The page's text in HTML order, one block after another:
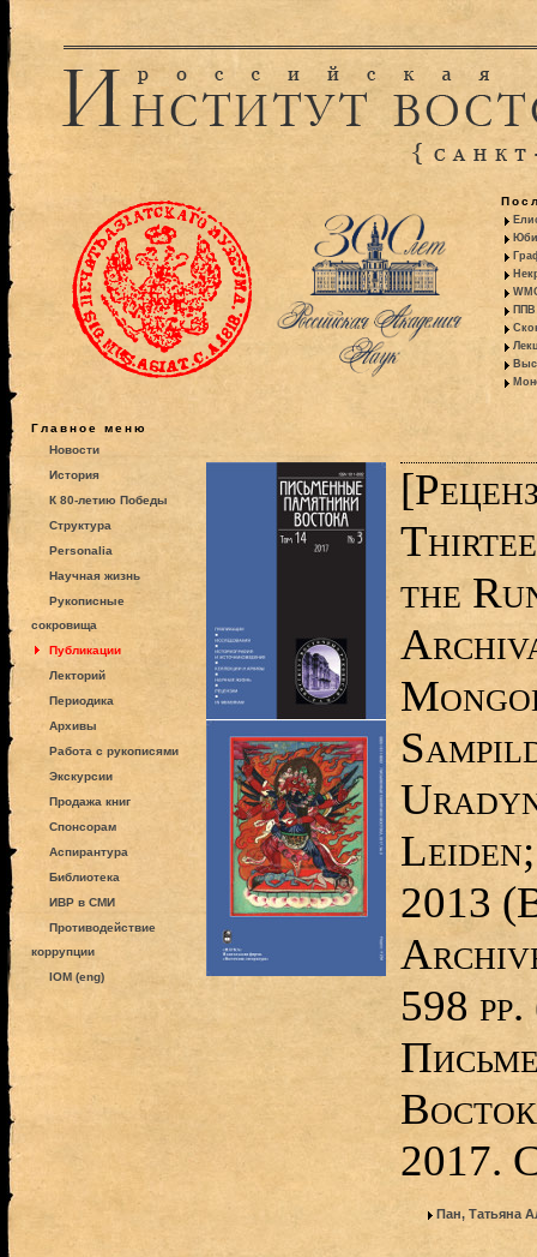
ППВ
Главное меню
Новости
История
К 80-летию Победы
Структура
Personalia
Научная жизнь
Рукописные
сокровища
Публикации
Лекторий
Периодика
Архивы
Работа с рукописями
Экскурсии
Продажа книг
Спонсорам
Аспирантура
Библиотека
ИВР в СМИ
Противодействие
коррупции
IOM (eng)
the
2013
598
2017.
Пан, Татьяна